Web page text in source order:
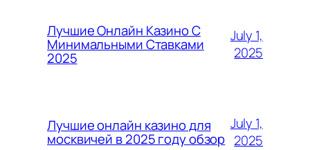
Лучшие Онлайн Казино С
Минимальными Ставками
2025
July 1,
2025
Лучшие онлайн казино для
москвичей в 2025 году обзор
July 1,
2025